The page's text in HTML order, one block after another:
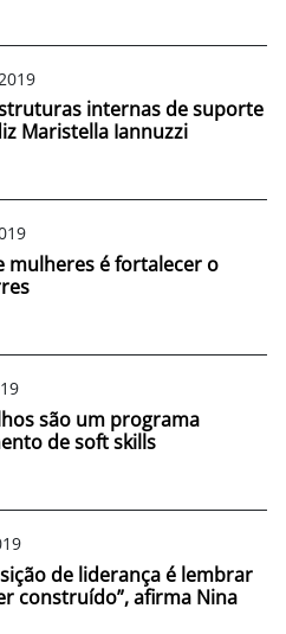
internas de suporte
Maristella Iannuzzi
mulheres é fortalecer o
são um programa
de soft skills
de liderança é lembrar
construído”, afirma Nina